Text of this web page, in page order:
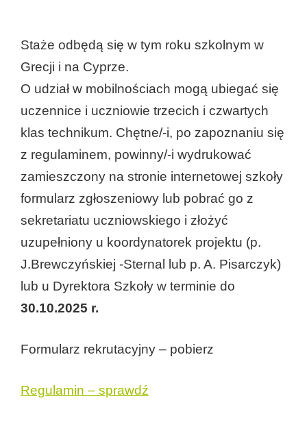
Staże odbędą się w tym roku szkolnym w
Grecji i na Cyprze.
O udział w mobilnościach mogą ubiegać się
uczennice i uczniowie trzecich i czwartych
klas technikum. Chętne/-i, po zapoznaniu się
z regulaminem, powinny/-i wydrukować
zamieszczony na stronie internetowej szkoły
formularz zgłoszeniowy lub pobrać go z
sekretariatu uczniowskiego i złożyć
uzupełniony u koordynatorek projektu (p.
J.Brewczyńskiej -Sternal lub p. A. Pisarczyk)
lub u Dyrektora Szkoły w terminie do
30.10.2025 r.
Formularz rekrutacyjny – pobierz
Regulamin – sprawdź